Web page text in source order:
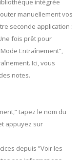
intégrée
manuellement vos
seconde application :
fois prêt pour
Entraînement”,
Ici, vous
notes.
tapez le nom du
appuyez sur
depuis ”Voir les